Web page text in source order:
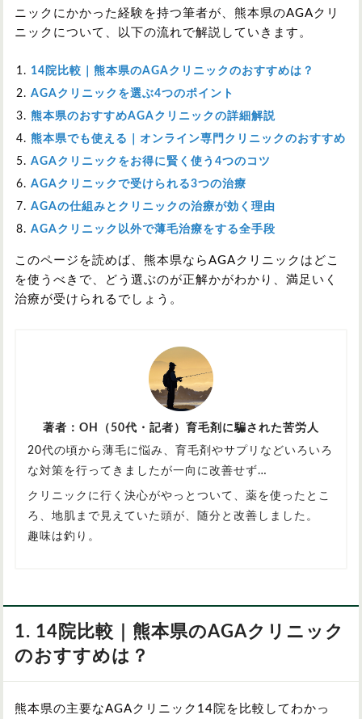
ニックにかかった経験を持つ筆者が、熊本県のAGAクリ
ニックについて、以下の流れで解説していきます。
14院比較｜熊本県のAGAクリニックのおすすめは？
AGAクリニックを選ぶ4つのポイント
熊本県のおすすめAGAクリニックの詳細解説
熊本県でも使える｜オンライン専門クリニックのおすすめ
AGAクリニックをお得に賢く使う4つのコツ
AGAクリニックで受けられる3つの治療
AGAの仕組みとクリニックの治療が効く理由
AGAクリニック以外で薄毛治療をする全手段
このページを読めば、熊本県ならAGAクリニックはどこ
を使うべきで、どう選ぶのが正解かがわかり、満足いく
治療が受けられるでしょう。
著者：OH（50代・記者）育毛剤に騙された苦労人
20代の頃から薄毛に悩み、育毛剤やサプリなどいろいろ
な対策を行ってきましたが一向に改善せず…
クリニックに行く決心がやっとついて、薬を使ったとこ
ろ、地肌まで見えていた頭が、随分と改善しました。
趣味は釣り。
1. 14院比較｜熊本県のAGAクリニック
のおすすめは？
熊本県の主要なAGAクリニック14院を比較してわかっ